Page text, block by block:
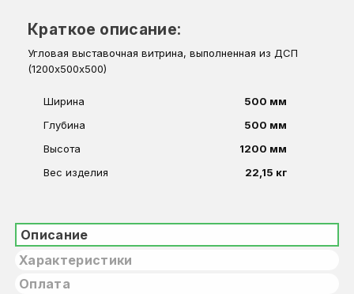
Краткое описание:
Угловая выставочная витрина, выполненная из ДСП
(1200х500х500)
Ширина
500 мм
Глубина
500 мм
Высота
1200 мм
Вес изделия
22,15 кг
Описание
Характеристики
Оплата